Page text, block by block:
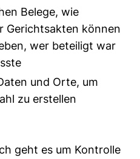
Belege, wie
Gerichtsakten können
wer beteiligt war
und Orte, um
zu erstellen
geht es um Kon­trolle